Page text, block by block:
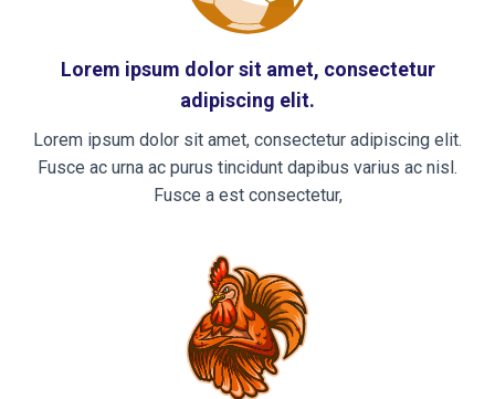
Lorem ipsum dolor sit amet, consectetur
adipiscing elit.
Lorem ipsum dolor sit amet, consectetur adipiscing elit.
Fusce ac urna ac purus tincidunt dapibus varius ac nisl.
Fusce a est consectetur,